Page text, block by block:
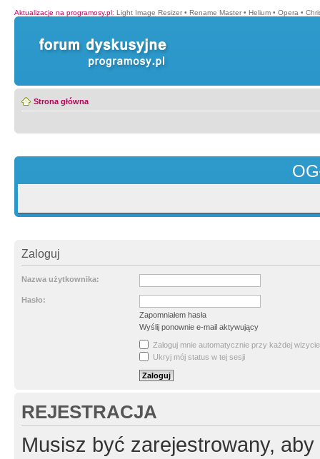
Aktualizacje na programosy.pl: Light Image Resizer • Rename Master • Helium • Opera •
Strona główna
Zaloguj
Nazwa użytkownika:
Hasło:
Zapomniałem hasła
Wyślij ponownie e-mail aktywujący
Zaloguj mnie automatycznie przy każdej wizycie
Ukryj mój status w tej sesji
REJESTRACJA
Musisz być zarejestrowany,